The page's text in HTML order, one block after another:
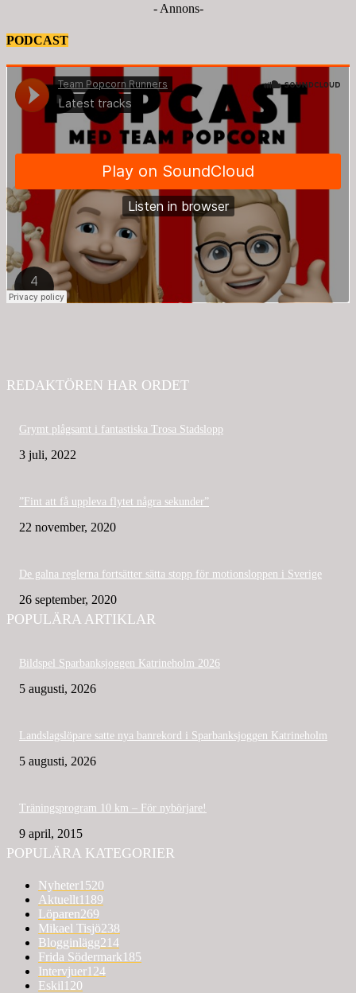
- Annons-
PODCAST
REDAKTÖREN HAR ORDET
Grymt plågsamt i fantastiska Trosa Stadslopp
3 juli, 2022
”Fint att få uppleva flytet några sekunder”
22 november, 2020
De galna reglerna fortsätter sätta stopp för motionsloppen i Sverige
26 september, 2020
POPULÄRA ARTIKLAR
Bildspel Sparbanksjoggen Katrineholm 2026
5 augusti, 2026
Landslagslöpare satte nya banrekord i Sparbanksjoggen Katrineholm
5 augusti, 2026
Träningsprogram 10 km – För nybörjare!
9 april, 2015
POPULÄRA KATEGORIER
Nyheter1520
Aktuellt1189
Löparen269
Mikael Tisjö238
Blogginlägg214
Frida Södermark185
Intervjuer124
Eskil120